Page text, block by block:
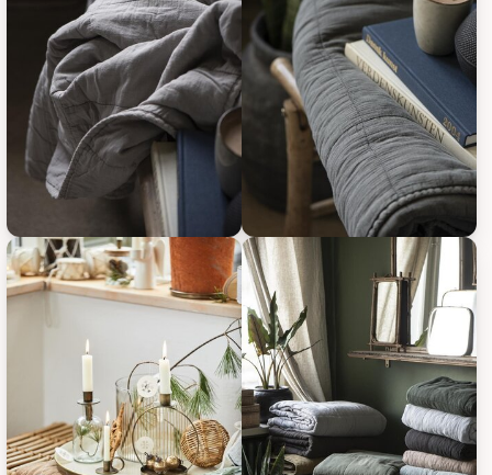
IB Laursen Vintage Quilt unifarben, Bild 5IB Laursen Vintage Quilt